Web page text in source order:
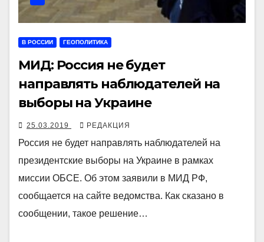
В РОССИИ ГЕОПОЛИТИКА
МИД: Россия не будет
направлять наблюдателей на
выборы на Украине
25.03.2019 РЕДАКЦИЯ
Россия не будет направлять наблюдателей на
президентские выборы на Украине в рамках
миссии ОБСЕ. Об этом заявили в МИД РФ,
сообщается на сайте ведомства. Как сказано в
сообщении, такое решение…